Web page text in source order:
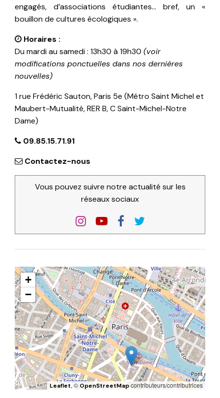
engagés, d’associations étudiantes… bref, un «
bouillon de cultures écologiques ».
Horaires :
Du mardi au samedi : 13h30 à 19h30 (voir
modifications ponctuelles dans nos dernières
nouvelles)
1 rue Frédéric Sauton, Paris 5e (Métro Saint Michel et
Maubert-Mutualité, RER B, C Saint-Michel-Notre
Dame)
09.85.15.71.91
Contactez-nous
Vous pouvez suivre notre actualité sur les
réseaux sociaux
+
−
Leaflet, ©OpenStreetMapcontributeurs/contributrices